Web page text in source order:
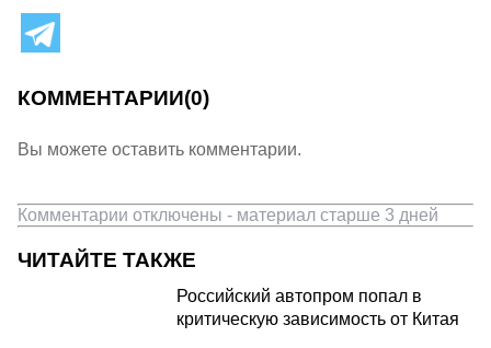
КОММЕНТАРИИ(0)
Вы можете оставить комментарии.
Комментарии отключены - материал старше 3 дней
ЧИТАЙТЕ ТАКЖЕ
Российский автопром попал в
критическую зависимость от Китая